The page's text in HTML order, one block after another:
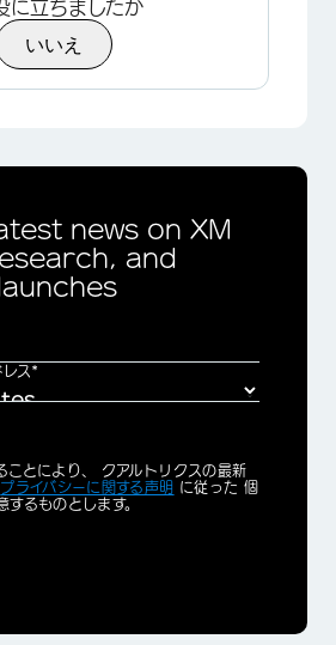
に立ちましたか
いいえ
news on XM
and
ス*
ことにより、 クアルトリクスの最新
プライバシーに関する声明 に従った 個
するものとします。